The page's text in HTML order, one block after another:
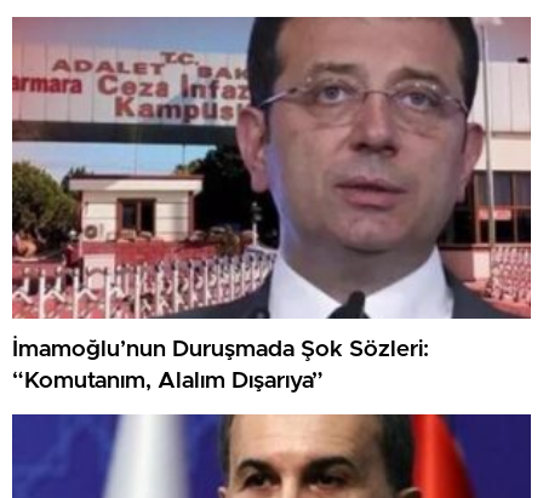
Açıklamalar!
İmamoğlu’nun Duruşmada Şok Sözleri:
“Komutanım, Alalım Dışarıya”